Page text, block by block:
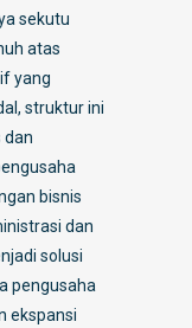
sekutu
atas
yang
struktur ini
dan
bisnis
dan
solusi
pengusaha
ekspansi